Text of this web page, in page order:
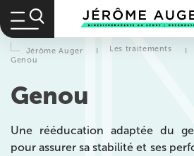
Jérôme Auger I Les traitements I
Genou
Genou
Une rééducation adaptée du
pour assurer sa stabilité et ses